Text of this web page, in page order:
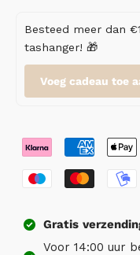
Besteed meer dan
tashanger! 🎁
Voeg cadeau toe
Gratis
Voor 14:00 uur